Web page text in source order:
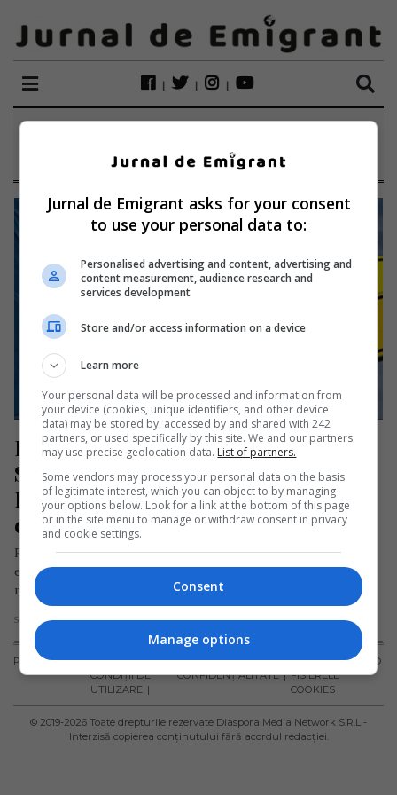
MARITIM
România a intrat în Spațiul
Schengen aerian și maritim.
Pasagerii nu vor mai trece prin
controlul de frontieră
România a marcat un moment istoric în integrarea sa
europeană prin aderarea oficială la Spațiul Schengen aerian și
maritim, începând…
Scris de Daniela Stoica- duminică, 31 martie 2024
PUBLICITATE
TERMENI ȘI
CONDIȚII DE
UTILIZARE
POLITICA DE
CONFIDENȚIALITATE
POLITICA PRIVIND
FISIERELE
COOKIES
© 2019-2026 Toate drepturile rezervate Diaspora Media Network S.R.L -
Interzisă copierea conținutului fără acordul redacției.
Jurnal de Emigrant asks for your consent
to use your personal data to:
Personalised advertising and content, advertising and
content measurement, audience research and
services development
Store and/or access information on a device
Learn more
Your personal data will be processed and information from
your device (cookies, unique identifiers, and other device
data) may be stored by, accessed by and shared with 242
partners, or used specifically by this site. We and our partners
may use precise geolocation data. List of partners.
Some vendors may process your personal data on the basis
of legitimate interest, which you can object to by managing
your options below. Look for a link at the bottom of this page
or in the site menu to manage or withdraw consent in privacy
and cookie settings.
Consent
Manage options